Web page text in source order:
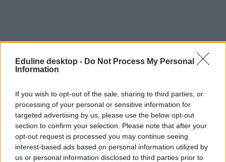
Eduline desktop - Do Not Process My Personal
Information
If you wish to opt-out of the sale, sharing to third parties, or
processing of your personal or sensitive information for
targeted advertising by us, please use the below opt-out
section to confirm your selection. Please note that after your
opt-out request is processed you may continue seeing
interest-based ads based on personal information utilized by
us or personal information disclosed to third parties prior to